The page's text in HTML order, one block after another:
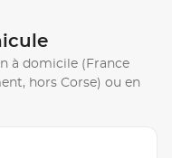
à domicile (France
hors Corse) ou en